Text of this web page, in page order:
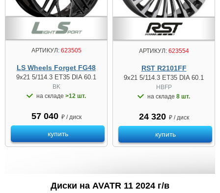
АРТИКУЛ:623505
LS Wheels Forget FG48
9x21 5/114.3 ET35 DIA 60.1
BK
на складе >12 шт.
57 040 ₽ / диск
купить
АРТИКУЛ:623554
RST R2101FF
9x21 5/114.3 ET35 DIA 60.1
HBFP
на складе 8 шт.
24 320 ₽ / диск
купить
Диски на AVATR 11 2024 г/в